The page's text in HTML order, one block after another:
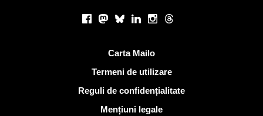
Facebook
Mastodon
BlueskyLinkedInInstagram
Threads
Carta Mailo
Termeni de utilizare
Reguli de confidențialitate
Mențiuni legale